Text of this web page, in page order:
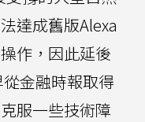
達成舊版Alexa
作，因此延後
金融時報取得
服一些技術障